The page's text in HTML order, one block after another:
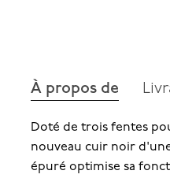
À propos de
Doté de trois fentes
nouveau cuir noir
épuré optimise sa